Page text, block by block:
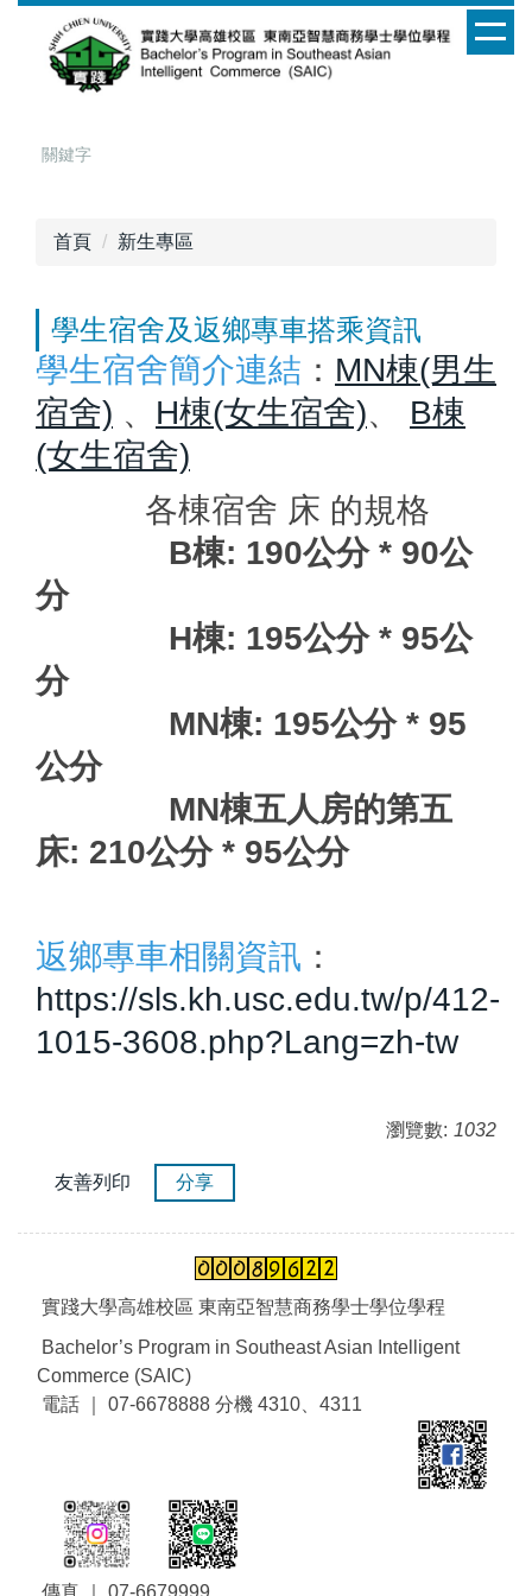
首頁 新生專區
學生宿舍及返鄉專車搭乘資訊
學生宿舍簡介連結 ： MN棟(男生
宿舍) 、 H棟(女生宿舍)、 B棟
(女生宿舍)
各棟宿舍 床 的規格
B棟: 190公分 * 90公
分
H棟: 195公分 * 95公
分
MN棟: 195公分 * 95
公分
MN棟五人房的第五
床: 210公分 * 95公分
返鄉專車相關資訊 ：
https://sls.kh.usc.edu.tw/p/412-
1015-3608.php?Lang=zh-tw
瀏覽數: 1032
友善列印 分享
實踐大學高雄校區 東南亞智慧商務學士學位學程
Bachelor’s Program in Southeast Asian Intelligent
Commerce (SAIC)
電話 ｜ 07-6678888 分機 4310、4311